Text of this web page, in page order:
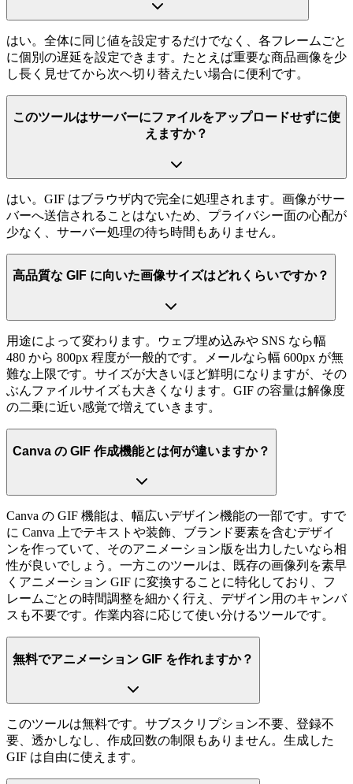
はい。全体に同じ値を設定するだけでなく、各フレームごと
に個別の遅延を設定できます。たとえば重要な商品画像を少
し長く見せてから次へ切り替えたい場合に便利です。
このツールはサーバーにファイルをアップロードせずに使
えますか？
はい。GIF はブラウザ内で完全に処理されます。画像がサー
バーへ送信されることはないため、プライバシー面の心配が
少なく、サーバー処理の待ち時間もありません。
高品質な GIF に向いた画像サイズはどれくらいですか？
用途によって変わります。ウェブ埋め込みや SNS なら幅
480 から 800px 程度が一般的です。メールなら幅 600px が無
難な上限です。サイズが大きいほど鮮明になりますが、その
ぶんファイルサイズも大きくなります。GIF の容量は解像度
の二乗に近い感覚で増えていきます。
Canva の GIF 作成機能とは何が違いますか？
Canva の GIF 機能は、幅広いデザイン機能の一部です。すで
に Canva 上でテキストや装飾、ブランド要素を含むデザイ
ンを作っていて、そのアニメーション版を出力したいなら相
性が良いでしょう。一方このツールは、既存の画像列を素早
くアニメーション GIF に変換することに特化しており、フ
レームごとの時間調整を細かく行え、デザイン用のキャンバ
スも不要です。作業内容に応じて使い分けるツールです。
無料でアニメーション GIF を作れますか？
このツールは無料です。サブスクリプション不要、登録不
要、透かしなし、作成回数の制限もありません。生成した
GIF は自由に使えます。